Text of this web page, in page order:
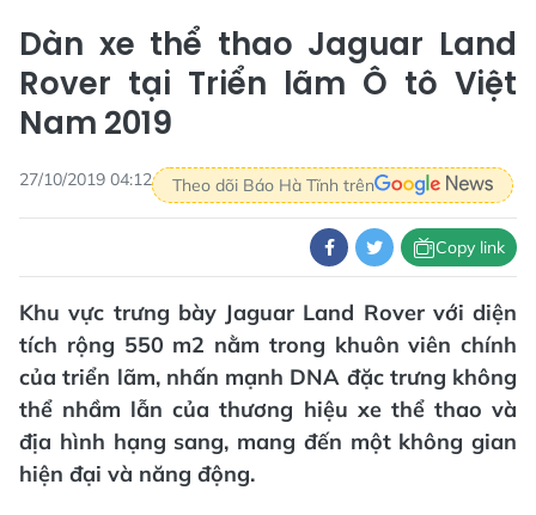
Dàn xe thể thao Jaguar Land
Rover tại Triển lãm Ô tô Việt
Nam 2019
27/10/2019 04:12 Theo dõi Báo Hà Tĩnh trên
Copy link
Khu vực trưng bày Jaguar Land Rover với diện
tích rộng 550 m2 nằm trong khuôn viên chính
của triển lãm, nhấn mạnh DNA đặc trưng không
thể nhầm lẫn của thương hiệu xe thể thao và
địa hình hạng sang, mang đến một không gian
hiện đại và năng động.